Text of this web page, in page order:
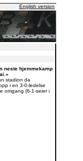
English version
neste hjemmekamp
stadion da
i en 3-0-ledelse
omgang (6-1-seier i